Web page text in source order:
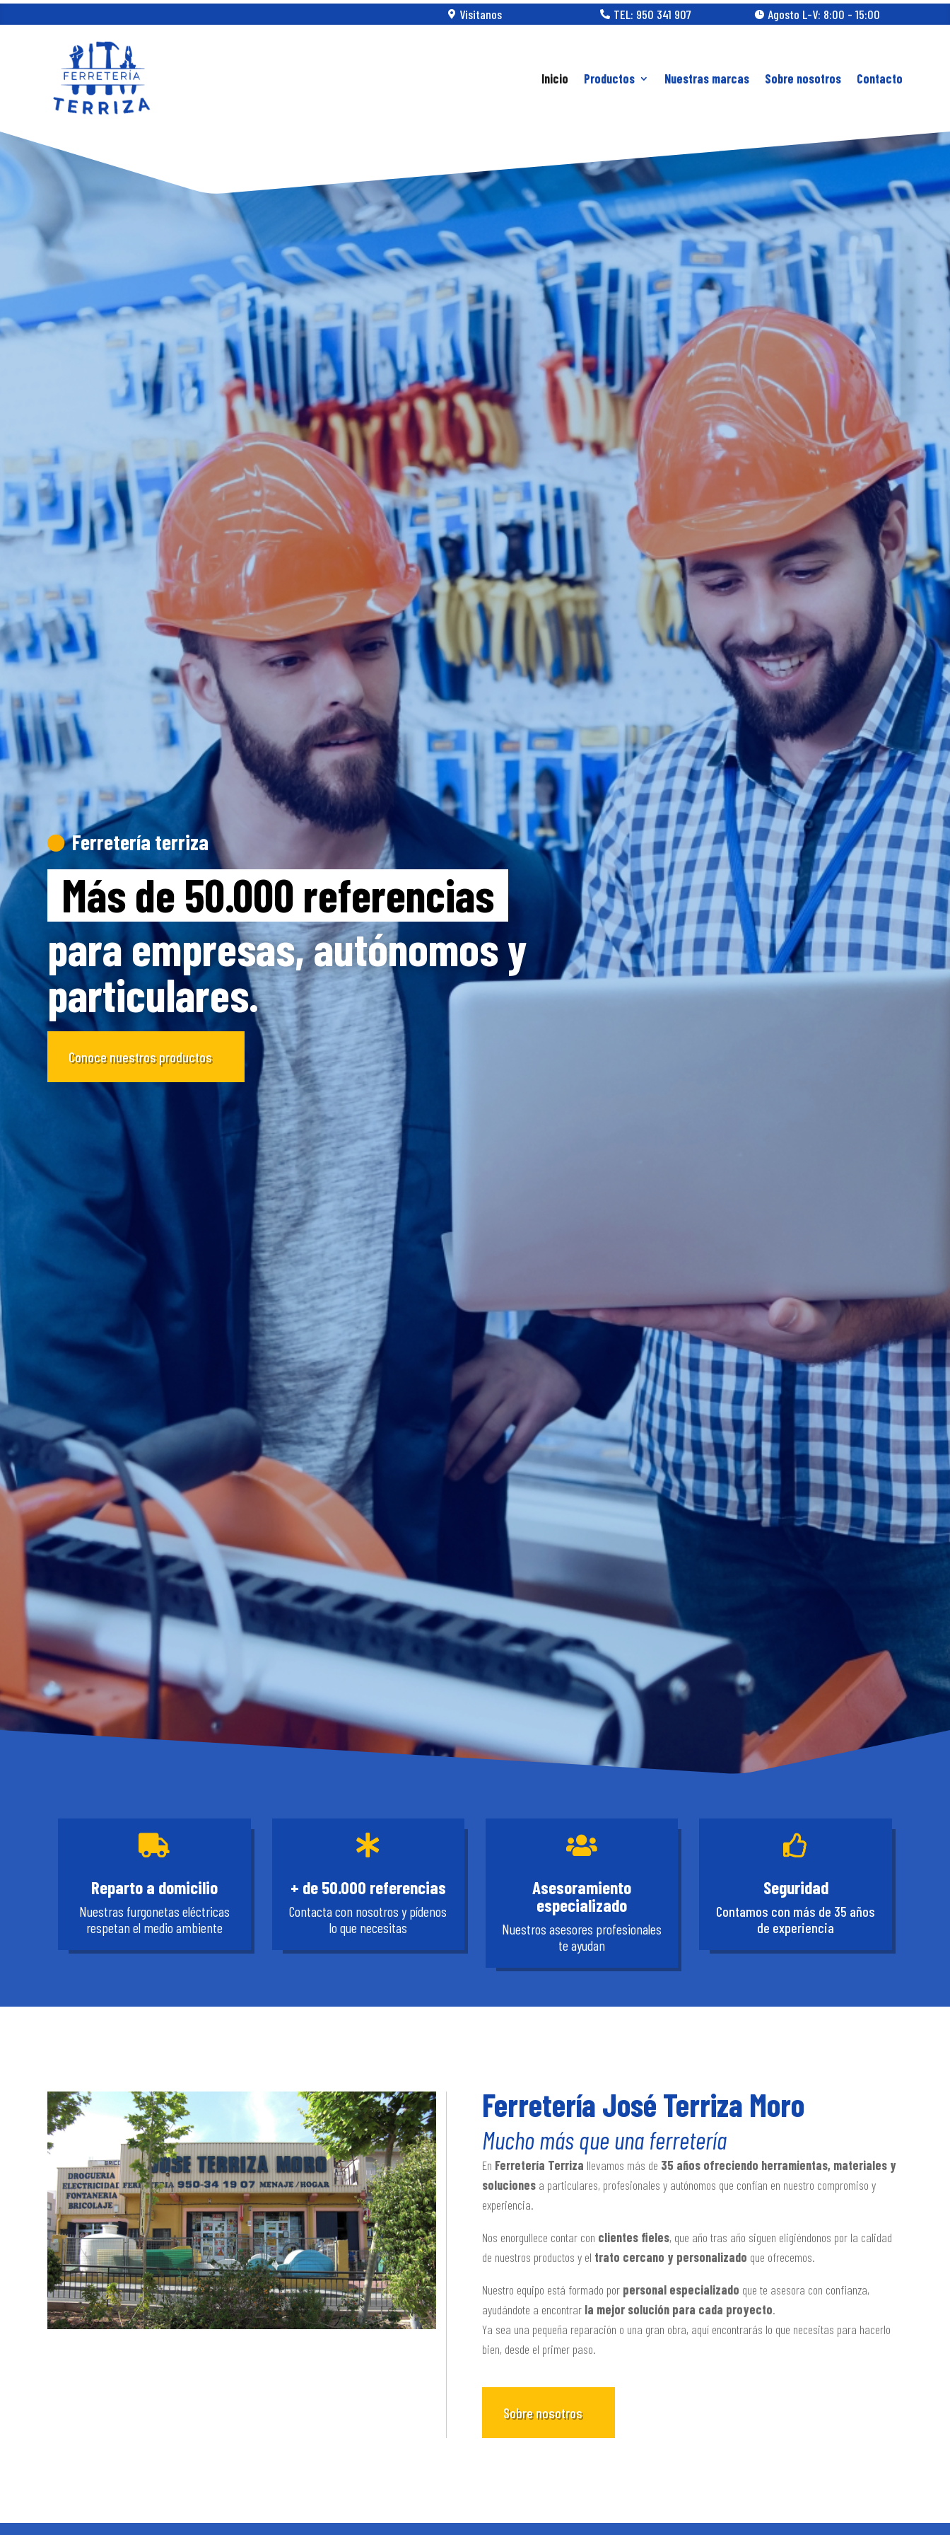
 Visitanos  TEL: 950 341 907  Agosto L-V: 8:00 - 15:00
Inicio Productos Nuestras marcas Sobre nosotros Contacto
 Ferretería terriza
Más de 50.000 referencias
para empresas, autónomos y
particulares.
Conoce nuestros productos

Reparto a domicilio
Nuestras furgonetas eléctricas
respetan el medio ambiente

+ de 50.000 referencias
Contacta con nosotros y pídenos
lo que necesitas

Asesoramiento
especializado
Nuestros asesores profesionales
te ayudan

Seguridad
Contamos con más de 35 años
de experiencia
Ferretería José Terriza Moro
Mucho más que una ferretería
En Ferretería Terriza llevamos más de 35 años ofreciendo herramientas, materiales y
soluciones a particulares, profesionales y autónomos que confían en nuestro compromiso y
experiencia.
Nos enorgullece contar con clientes fieles, que año tras año siguen eligiéndonos por la calidad
de nuestros productos y el trato cercano y personalizado que ofrecemos.
Nuestro equipo está formado por personal especializado que te asesora con confianza,
ayudándote a encontrar la mejor solución para cada proyecto.
Ya sea una pequeña reparación o una gran obra, aquí encontrarás lo que necesitas para hacerlo
bien, desde el primer paso.
Sobre nosotros